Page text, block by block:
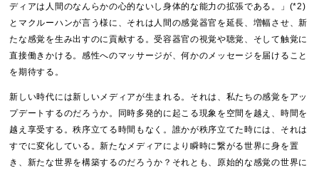
ディアは人間のなんらかの心的ないし身体的な能力の拡張である。」(*2)
とマクルーハンが言う様に、それは人間の感覚器官を延長、増幅させ、新
たな感覚を生み出すのに貢献する。受容器官の視覚や聴覚、そして触覚に
直接働きかける。感性へのマッサージが、何かのメッセージを届けること
を期待する。
新しい時代には新しいメディアが生まれる。それは、私たちの感覚をアッ
プデートするのだろうか。同時多発的に起こる現象を空間を越え、時間を
越え享受する。秩序立てる時間もなく。誰かが秩序立てた時には、それは
すでに変化している。新たなメディアにより瞬時に繋がる世界に身を置
き、新たな世界を構築するのだろうか？それとも、原始的な感覚の世界に